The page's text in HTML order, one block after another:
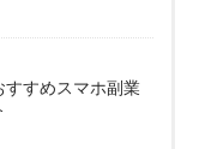
すすめスマホ副業